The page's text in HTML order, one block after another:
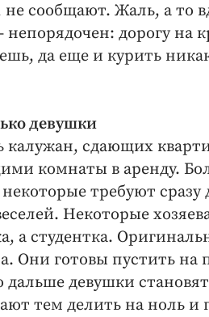
не сообщают. Жаль, а то
непорядочен: дорогу на
да еще и курить
девушки
калужан, сдающих
комнаты в аренду.
требуют сразу
Некоторые
а студентка.
Они готовы пустить на
дальше девушки
тем делить на ноль